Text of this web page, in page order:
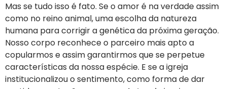
Mas se tudo isso é fato. Se o amor é na verdade assim
como no reino animal, uma escolha da natureza
humana para corrigir a genética da próxima geração.
Nosso corpo reconhece o parceiro mais apto a
copularmos e assim garantirmos que se perpetue
características da nossa espécie. E se a igreja
institucionalizou o sentimento, como forma de dar